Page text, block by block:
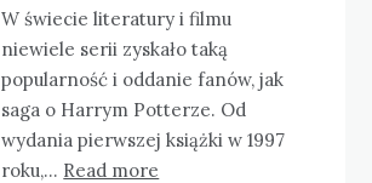
W świecie literatury i filmu
niewiele serii zyskało taką
popularność i oddanie fanów, jak
saga o Harrym Potterze. Od
wydania pierwszej książki w 1997
roku,… Read more